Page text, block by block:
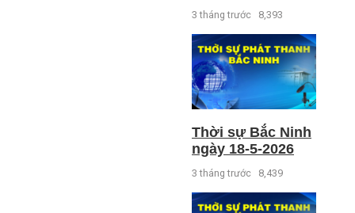
3 tháng trước 8,393
Thời sự Bắc Ninh
ngày 18-5-2026
3 tháng trước 8,439